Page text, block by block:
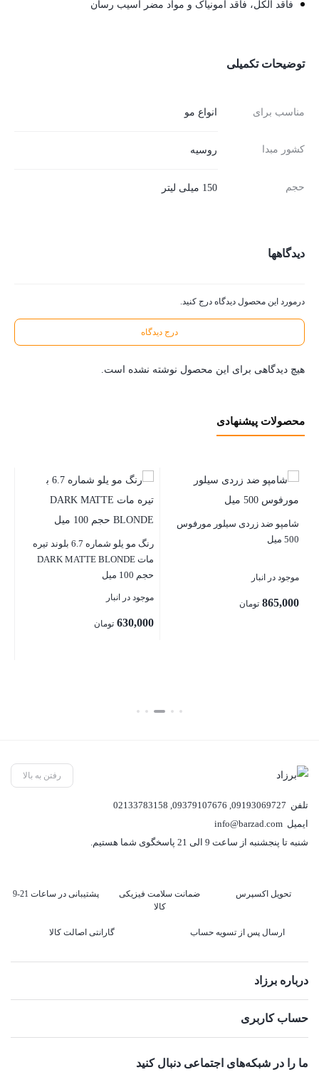
فاقد الکل، فاقد آمونیاک و مواد مضر آسیب رسان
توضیحات تکمیلی
مناسب برای انواع مو
کشور مبدا روسیه
حجم 150 میلی لیتر
دیدگاهها
درمورد این محصول دیدگاه درج کنید.
درج دیدگاه
هیچ دیدگاهی برای این محصول نوشته نشده است.
محصولات پیشنهادی
شامپو ضد زردی سیلور مورفوس
500 میل
موجود در انبار
865,000 تومان
رنگ مو یلو شماره 6.7 بلوند تیره
مات DARK MATTE BLONDE
حجم 100 میل
موجود در انبار
630,000 تومان
رفتن به بالا
تلفن 09193069727
09379107676
02133783158
ایمیل info@barzad.com
شنبه تا پنجشنبه از ساعت 9 الی 21 پاسخگوی شما هستیم.
تحویل اکسپرس
ضمانت سلامت فیزیکی
کالا
پشتیبانی در ساعات 21-9
ارسال پس از تسویه حساب گارانتی اصالت کالا
درباره برزاد
حساب کاربری
ما را در شبکه‌های اجتماعی دنبال کنید